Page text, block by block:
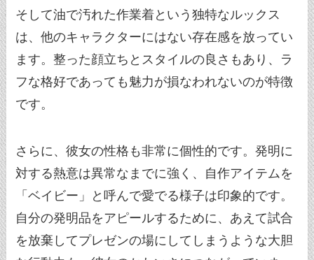
そして油で汚れた作業着という独特なルックス
は、他のキャラクターにはない存在感を放ってい
ます。整った顔立ちとスタイルの良さもあり、ラ
フな格好であっても魅力が損なわれないのが特徴
です。
さらに、彼女の性格も非常に個性的です。発明に
対する熱意は異常なまでに強く、自作アイテムを
「ベイビー」と呼んで愛でる様子は印象的です。
自分の発明品をアピールするために、あえて試合
を放棄してプレゼンの場にしてしまうような大胆